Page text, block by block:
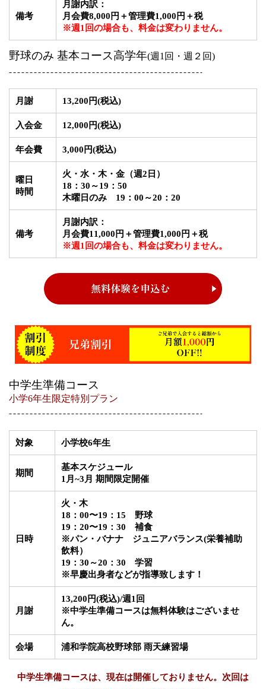
備考
月謝内訳：
月会費8,000円＋管理費1,000円＋税
※週1回の場合も、料金は変わりません。
野球のみ 基本コース高学年(週 1 回・週２回)
月謝 13,200円(税込)
入会金 12,000円(税込)
年会費 3,000円(税込)
曜日
時間
火・水・木・金（週2日）
18：30～19：50
木曜日のみ 19：00～20：20
備考
月謝内訳：
月会費11,000円＋管理費1,000円＋税
※週1回の場合も、料金は変わりません。
中学生準備コース
小学6年生限定特別プラン
対象 小学校6年生
期間
基本スケジュール
1月~3月 期間限定開催
日時
火・木
18：00〜19：15 野球
19：20〜19：30 補食
※パン・バナナ ジュニアバランス(栄養補助
飲料）
19：30～20：30 学習
※早慶出身者などが指導致します！
月謝
13,200円(税込)/週1回
※中学生準備コースは無料体験はございませ
ん。
会場 浦和学院高校野球部 雨天練習場
中学生準備コースは、現在は開催しておりません。次回は